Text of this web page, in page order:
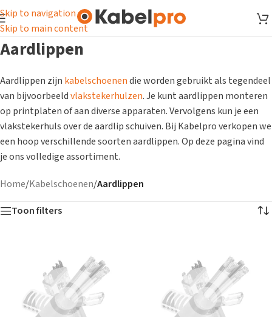
Skip to navigation
Skip to main content
Aardlippen
Aardlippen zijn kabelschoenendie worden gebruikt als tegendeel
van bijvoorbeeldvlakstekerhulzen. Je kunt aardlippen monteren
op printplaten of aan diverse apparaten. Vervolgens kun je een
vlakstekerhuls over de aardlip schuiven. Bij Kabelpro verkopen we
een hoop verschillende soorten aardlippen. Op deze pagina vind
je ons volledige assortiment.
Home/Kabelschoenen/Aardlippen
Toon filters